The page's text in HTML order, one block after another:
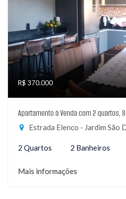
R$ 370.000
Apartamento à Venda com 2 quartos,
Estrada Elenco - Jardim São
2 Quartos 2 Banheiros
Mais informações